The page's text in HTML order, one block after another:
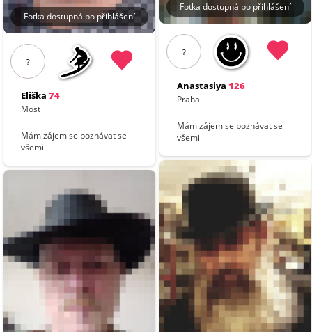
Fotka dostupná po přihlášení
?
Eliška 74
Most
Mám zájem se poznávat se
všemi
Fotka dostupná po přihlášení
?
Anastasiya 126
Praha
Mám zájem se poznávat se
všemi